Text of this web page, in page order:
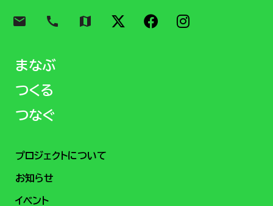
email call map
まなぶ
つくる
つなぐ
プロジェクトについて
お知らせ
イベント